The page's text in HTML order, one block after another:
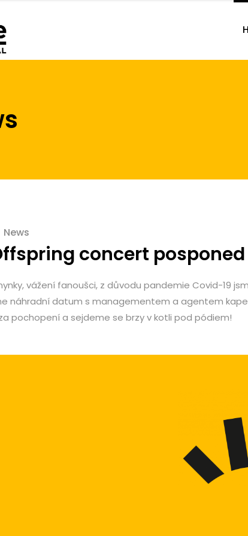
News
concert posponed
vážení fanoušci, z důvodu pandemie Covid-19
náhradní datum s managementem a agentem
pochopení a sejdeme se brzy v kotli pod pódiem!